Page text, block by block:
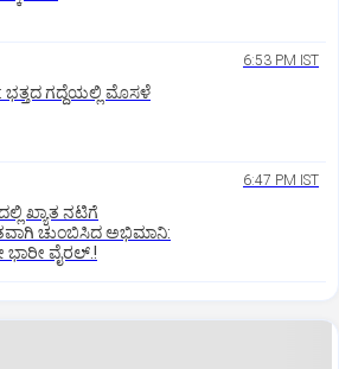
6:53 PM IST
ಭತ್ತದ ಗದ್ದೆಯಲ್ಲಿ ಮೊಸಳೆ
6:47 PM IST
ಖ್ಯಾತ ನಟಿಗೆ
ಚುಂಬಿಸಿದ ಅಭಿಮಾನಿ:
ವೈರಲ್.!